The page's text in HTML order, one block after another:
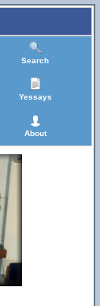
Search
Yessays
About